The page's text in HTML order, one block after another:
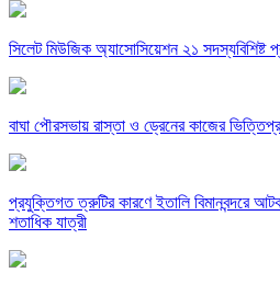
সিলেট মিউজিক অ্যাসোসিয়েশন ২১ সদস্যবিশিষ্ট
বাঘা পৌরসভায় রাস্তা ও ড্রেনের কাজের
প্রযুক্তিগত ত্রুটির কারণে ইতালি বিমানবন্দরে
শতাধিক যাত্রী